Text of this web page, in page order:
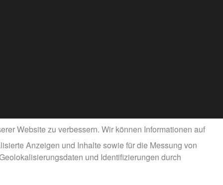
Website zu verbessern. Wir können Informationen auf
Anzeigen und Inhalte sowie für die Messung von
und Identifizierungen durch